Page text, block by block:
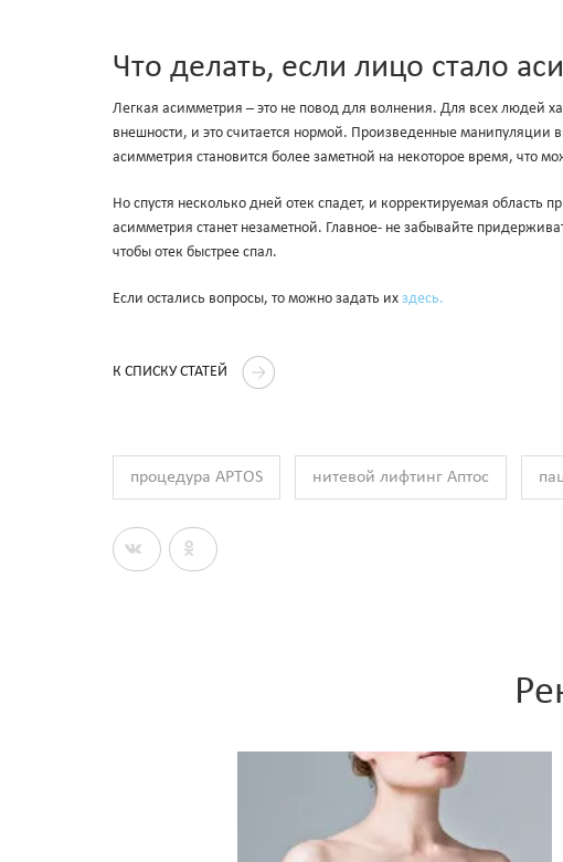
Что делать, если лицо стало
Легкая асимметрия – это не повод для волнения. Для всех людей
внешности, и это считается нормой. Произведенные манипуляции
асимметрия становится более заметной на некоторое время, что
Но спустя несколько дней отек спадет, и корректируемая область
асимметрия станет незаметной. Главное- не забывайте
чтобы отек быстрее спал.
Если остались вопросы, то можно задать их здесь.
К СПИСКУ СТАТЕЙ
процедура APTOS нитевой лифтинг Аптос